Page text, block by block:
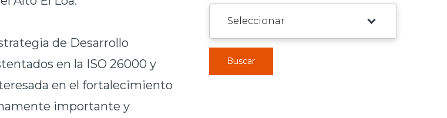
de Desarrollo
en la ISO 26000 y
en el fortalecimiento
importante y
Buscar